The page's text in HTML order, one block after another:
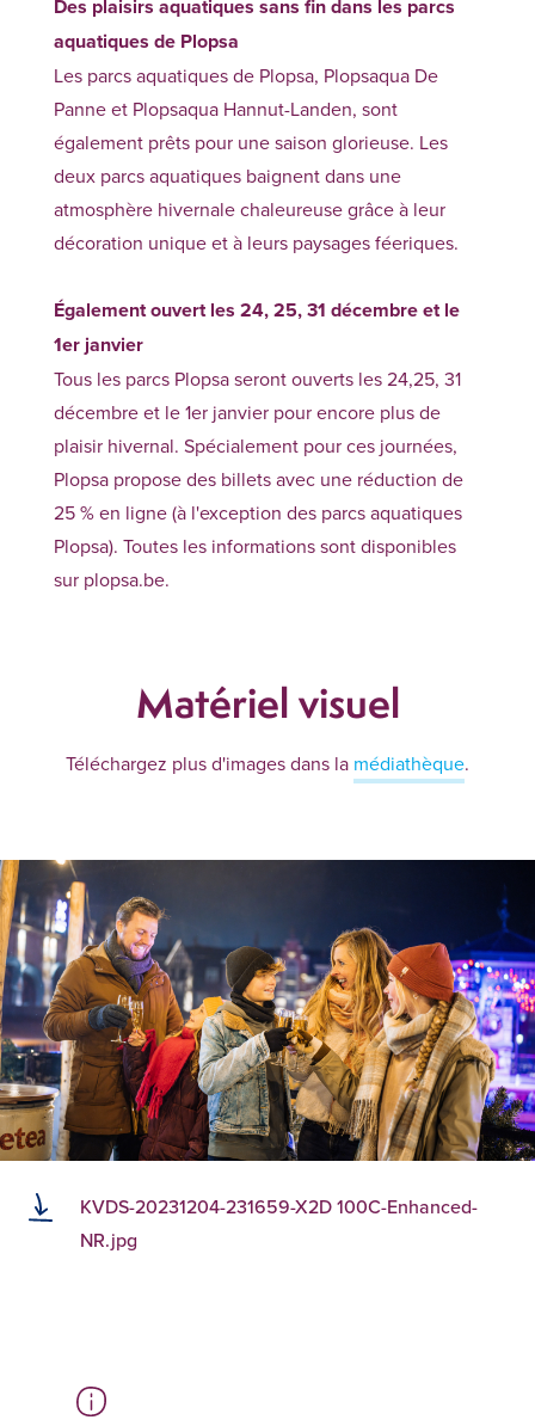
Des plaisirs aquatiques sans fin dans les parcs
aquatiques de Plopsa
Les parcs aquatiques de Plopsa, Plopsaqua De
Panne et Plopsaqua Hannut-Landen, sont
également prêts pour une saison glorieuse. Les
deux parcs aquatiques baignent dans une
atmosphère hivernale chaleureuse grâce à leur
décoration unique et à leurs paysages féeriques.
Également ouvert les 24, 25, 31 décembre et le
1er janvier
Tous les parcs Plopsa seront ouverts les 24,25, 31
décembre et le 1er janvier pour encore plus de
plaisir hivernal. Spécialement pour ces journées,
Plopsa propose des billets avec une réduction de
25 % en ligne (à l'exception des parcs aquatiques
Plopsa). Toutes les informations sont disponibles
sur plopsa.be.
Matériel visuel
Téléchargez plus d'images dans la médiathèque.
KVDS-20231204-231659-X2D 100C-Enhanced-
NR.jpg